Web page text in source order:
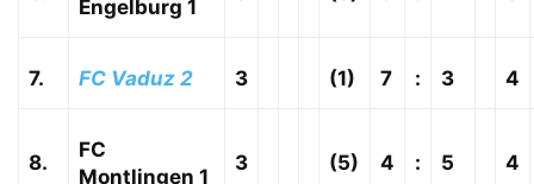
Engelburg 1
7. FC Vaduz 2 3 (1) 7 : 3 4
8.
FC
Montlingen 1
3 (5) 4 : 5 4